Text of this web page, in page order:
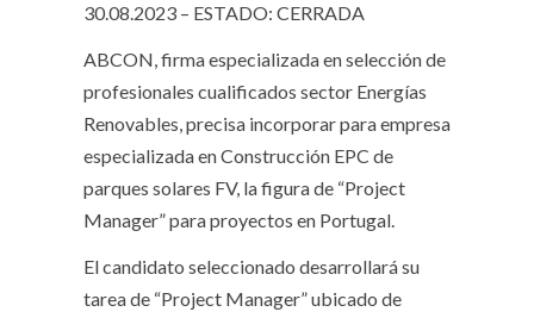
30.08.2023 – ESTADO: CERRADA
ABCON, firma especializada en selección de
profesionales cualificados sector Energías
Renovables, precisa incorporar para empresa
especializada en Construcción EPC de
parques solares FV, la figura de “Project
Manager” para proyectos en Portugal.
El candidato seleccionado desarrollará su
tarea de “Project Manager” ubicado de